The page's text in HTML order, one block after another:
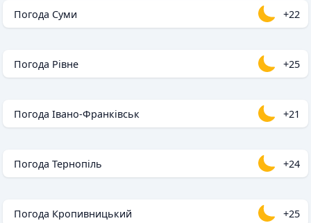
Погода Суми +22
Погода Рівне +25
Погода Івано-Франківськ +21
Погода Тернопіль +24
Погода Кропивницький +25